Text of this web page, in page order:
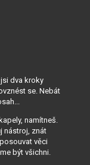
dva kroky
se. Nebát
namítneš.
nástroj, znát
věci
být všichni.